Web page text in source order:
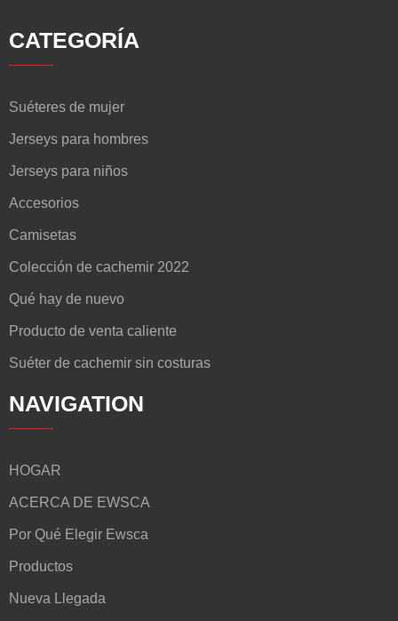
CATEGORÍA
Suéteres de mujer
Jerseys para hombres
Jerseys para niños
Accesorios
Camisetas
Colección de cachemir 2022
Qué hay de nuevo
Producto de venta caliente
Suéter de cachemir sin costuras
NAVIGATION
HOGAR
ACERCA DE EWSCA
Por Qué Elegir Ewsca
Productos
Nueva Llegada